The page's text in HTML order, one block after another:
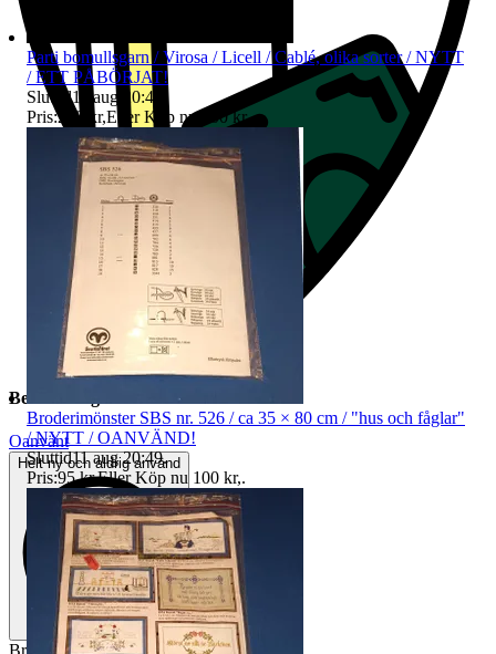
Beskrivning
Oanvänt
Helt ny och aldrig använd
Parti bomullsgarn / Virosa / Licell / Cablé, olika sorter / NYTT
/ ETT PÅBÖRJAT!
Sluttid11 aug 20:48
Pris:250 kr,Eller Köp nu 300 kr,.
Broderimönster SBS nr. 526 / ca 35 × 80 cm / "hus och fåglar"
/ NYTT / OANVÄND!
Sluttid11 aug 20:49.
Pris:95 kr,Eller Köp nu 100 kr,.